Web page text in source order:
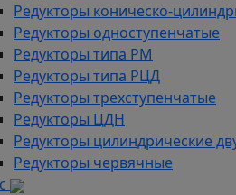
Редукторы коническо-
Редукторы одноступенчатые
Редукторы типа РМ
Редукторы типа РЦД
Редукторы трехступенчатые
Редукторы ЦДН
Редукторы цилиндрические
Редукторы червячные